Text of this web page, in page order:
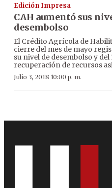
Edición Impresa
CAH aumentó sus
desembolso
El Crédito Agrícola de
cierre del mes de mayo
su nivel de desembolso y del
recuperación de recursos
Julio 3, 2018 10:00 p. m.